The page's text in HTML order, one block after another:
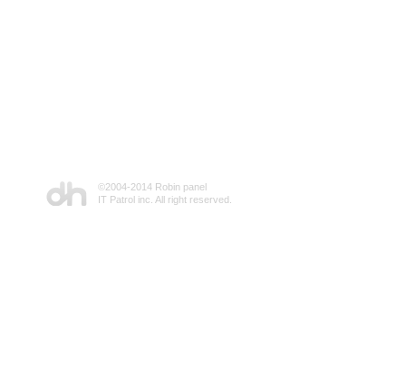
©2004-2014 Robin panel
IT Patrol inc. All right reserved.